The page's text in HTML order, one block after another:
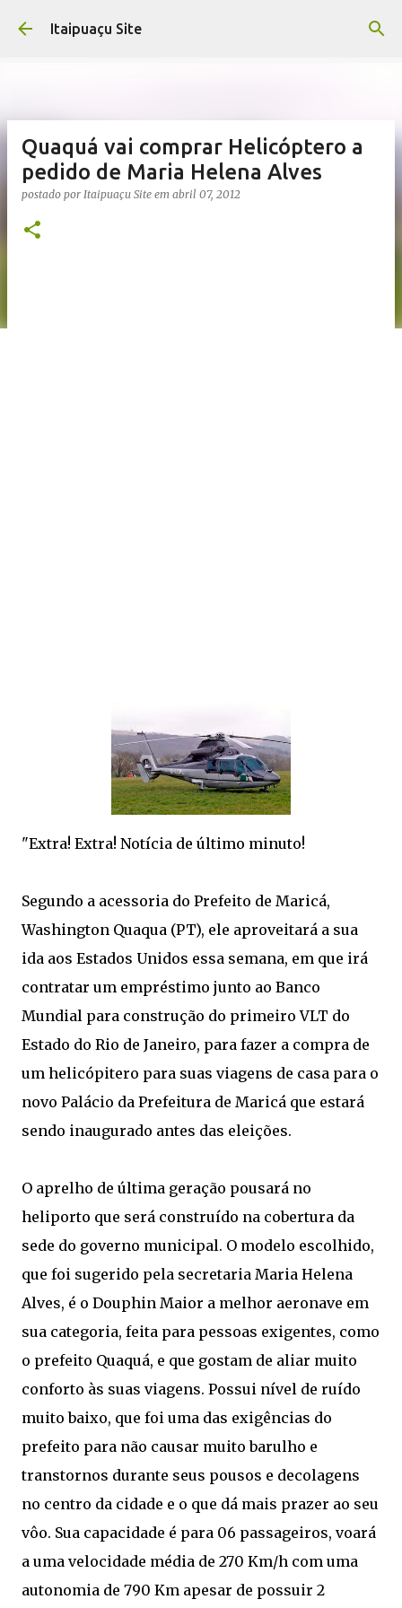
Pular para o conteúdo principal
Itaipuaçu Site
Quaquá vai comprar Helicóptero a
pedido de Maria Helena Alves
postado por Itaipuaçu Site em abril 07, 2012
"Extra! Extra! Notícia de último minuto!
Segundo a acessoria do Prefeito de Maricá,
Washington Quaqua (PT), ele aproveitará a sua
ida aos Estados Unidos essa semana, em que irá
contratar um empréstimo junto ao Banco
Mundial para construção do primeiro VLT do
Estado do Rio de Janeiro, para fazer a compra de
um helicópitero para suas viagens de casa para o
novo Palácio da Prefeitura de Maricá que estará
sendo inaugurado antes das eleições.
O aprelho de última geração pousará no
heliporto que será construído na cobertura da
sede do governo municipal. O modelo escolhido,
que foi sugerido pela secretaria Maria Helena
Alves, é o Douphin Maior a melhor aeronave em
sua categoria, feita para pessoas exigentes, como
o prefeito Quaquá, e que gostam de aliar muito
conforto às suas viagens. Possui nível de ruído
muito baixo, que foi uma das exigências do
prefeito para não causar muito barulho e
transtornos durante seus pousos e decolagens
no centro da cidade e o que dá mais prazer ao seu
vôo. Sua capacidade é para 06 passageiros, voará
a uma velocidade média de 270 Km/h com uma
autonomia de 790 Km apesar de possuir 2